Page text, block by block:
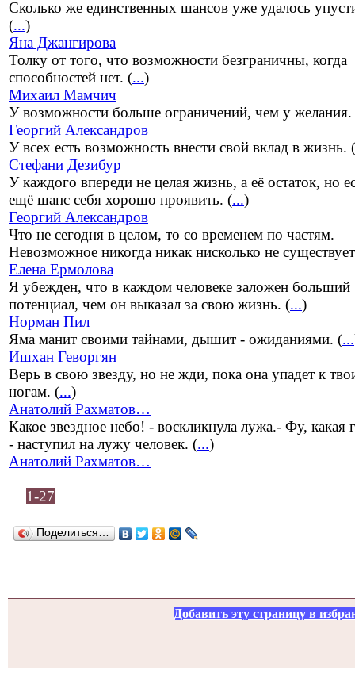
Сколько же единственных шансов уже удалось
(...)
Яна Джангирова
Толку от того, что возможности безграничны, когда
способностей нет. (...)
Михаил Мамчич
У возможности больше ограничений, чем у желания.
Георгий Александров
У всех есть возможность внести свой вклад в жизнь. (
Стефани Дезибур
У каждого впереди не целая жизнь, а её остаток, но
ещё шанс себя хорошо проявить. (...)
Георгий Александров
Что не сегодня в целом, то со временем по частям.
Невозможное никогда никак нисколько не
Елена Ермолова
Я убежден, что в каждом человеке заложен больший
потенциал, чем он выказал за свою жизнь. (...)
Норман Пил
Яма манит своими тайнами, дышит - ожиданиями. (...
Ишхан Геворгян
Верь в свою звезду, но не жди, пока она упадет к
ногам. (...)
Анатолий Рахматов…
Какое звездное небо! - воскликнула лужа.- Фу, какая
- наступил на лужу человек. (...)
Анатолий Рахматов…
1-27
Поделиться…
Добавить эту страницу в